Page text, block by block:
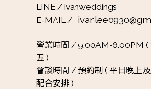
LINE / ivanweddings
E-MAIL /
營業時間 / 9:00AM-6:00PM (
五 )
會談時間 / 預約制 ( 平日晚上
配合安排 )